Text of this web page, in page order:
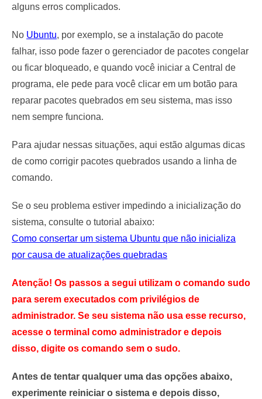
alguns erros complicados.
No Ubuntu, por exemplo, se a instalação do pacote
falhar, isso pode fazer o gerenciador de pacotes congelar
ou ficar bloqueado, e quando você iniciar a Central de
programa, ele pede para você clicar em um botão para
reparar pacotes quebrados em seu sistema, mas isso
nem sempre funciona.
Para ajudar nessas situações, aqui estão algumas dicas
de como corrigir pacotes quebrados usando a linha de
comando.
Se o seu problema estiver impedindo a inicialização do
sistema, consulte o tutorial abaixo:
Como consertar um sistema Ubuntu que não inicializa
por causa de atualizações quebradas
Atenção! Os passos a segui utilizam o comando sudo
para serem executados com privilégios de
administrador. Se seu sistema não usa esse recurso,
acesse o terminal como administrador e depois
disso, digite os comando sem o sudo.
Antes de tentar qualquer uma das opções abaixo,
experimente reiniciar o sistema e depois disso,